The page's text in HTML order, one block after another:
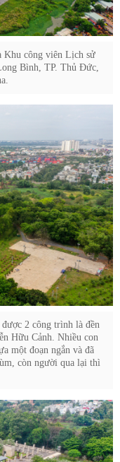
Khu công viên Lịch sử
Bình, TP. Thủ Đức,
2 công trình là đền
Hữu Cảnh. Nhiều con
một đoạn ngắn và đã
còn người qua lại thì